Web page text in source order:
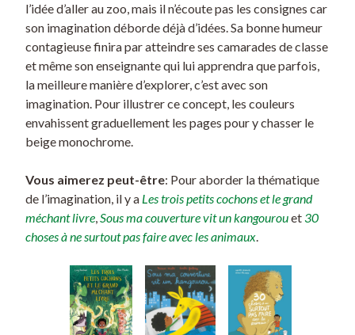
l’idée d’aller au zoo, mais il n’écoute pas les consignes car
son imagination déborde déjà d’idées. Sa bonne humeur
contagieuse finira par atteindre ses camarades de classe
et même son enseignante qui lui apprendra que parfois,
la meilleure manière d’explorer, c’est avec son
imagination. Pour illustrer ce concept, les couleurs
envahissent graduellement les pages pour y chasser le
beige monochrome.
Vous aimerez peut-être: Pour aborder la thématique
de l’imagination, il y a Les trois petits cochons et le grand
méchant livre,Sous ma couverture vit un kangourouet30
choses à ne surtout pas faire avec les animaux.